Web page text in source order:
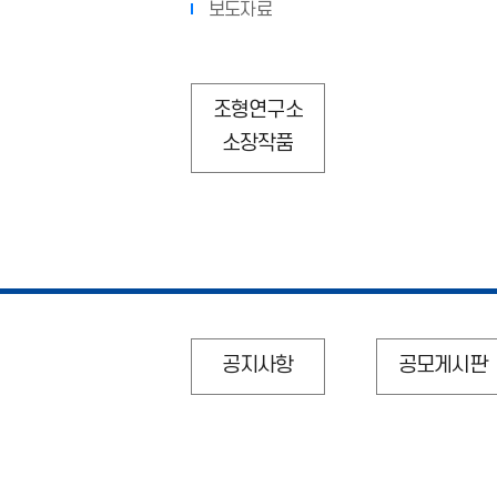
보도자료
조형연구소
소장작품
공지사항 공모게시판